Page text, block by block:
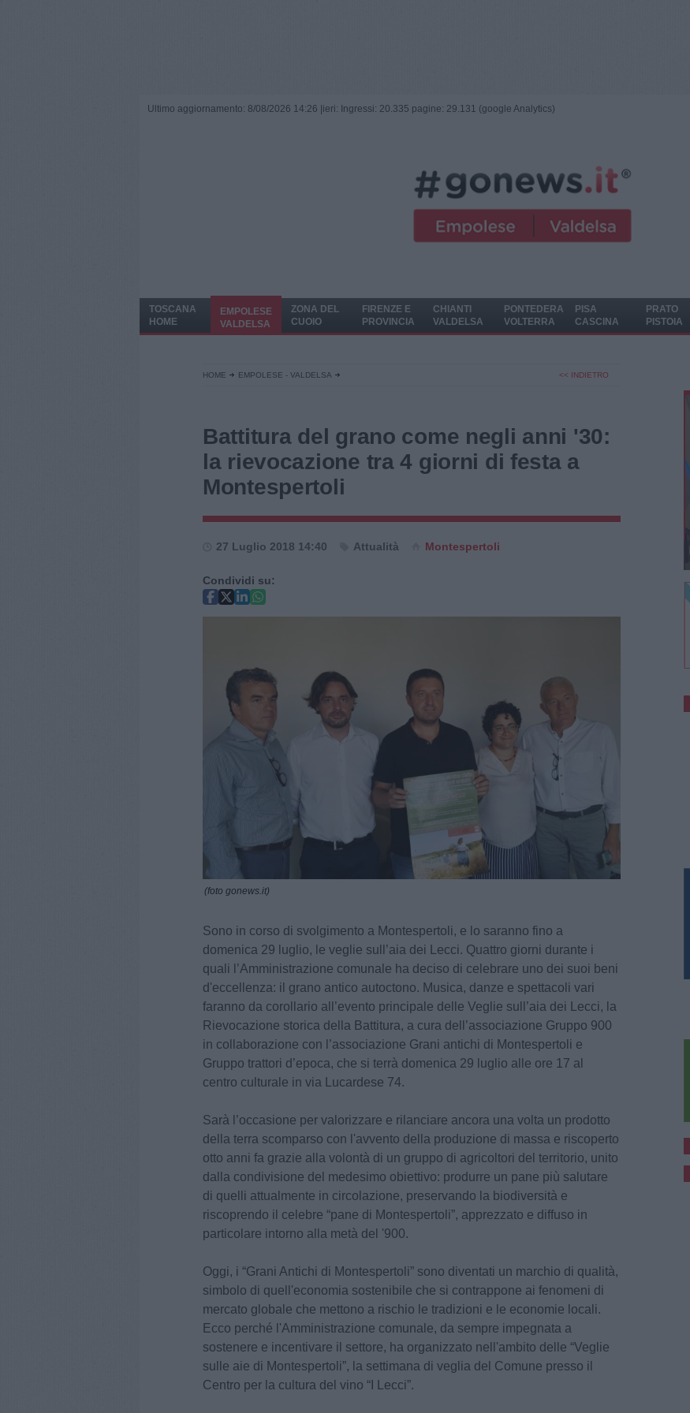
Ultimo aggiornamento: 8/08/2026 14:26 | ieri: Ingressi: 20.335 pagine: 29.131 (google Analytics)
TOSCANA
HOME
EMPOLESE
VALDELSA
ZONA DEL
CUOIO
FIRENZE E
PROVINCIA
CHIANTI
VALDELSA
PONTEDERA
VOLTERRA
PISA
CASCINA
PRATO
PISTOIA
HOME EMPOLESE - VALDELSA << INDIETRO
Battitura del grano come negli anni '30:
la rievocazione tra 4 giorni di festa a
Montespertoli
27 Luglio 2018 14:40 Attualità Montespertoli
Condividi su:
(foto gonews.it)
Sono in corso di svolgimento a Montespertoli, e lo saranno fino a
domenica 29 luglio, le veglie sull’aia dei Lecci. Quattro giorni durante i
quali l’Amministrazione comunale ha deciso di celebrare uno dei suoi beni
d'eccellenza: il grano antico autoctono. Musica, danze e spettacoli vari
faranno da corollario all’evento principale delle Veglie sull’aia dei Lecci, la
Rievocazione storica della Battitura, a cura dell’associazione Gruppo 900
in collaborazione con l’associazione Grani antichi di Montespertoli e
Gruppo trattori d’epoca, che si terrà domenica 29 luglio alle ore 17 al
centro culturale in via Lucardese 74.
Sarà l’occasione per valorizzare e rilanciare ancora una volta un prodotto
della terra scomparso con l'avvento della produzione di massa e riscoperto
otto anni fa grazie alla volontà di un gruppo di agricoltori del territorio, unito
dalla condivisione del medesimo obiettivo: produrre un pane più salutare
di quelli attualmente in circolazione, preservando la biodiversità e
riscoprendo il celebre “pane di Montespertoli”, apprezzato e diffuso in
particolare intorno alla metà del '900.
Oggi, i “Grani Antichi di Montespertoli” sono diventati un marchio di qualità,
simbolo di quell'economia sostenibile che si contrappone ai fenomeni di
mercato globale che mettono a rischio le tradizioni e le economie locali.
Ecco perché l'Amministrazione comunale, da sempre impegnata a
sostenere e incentivare il settore, ha organizzato nell'ambito delle “Veglie
sulle aie di Montespertoli”, la settimana di veglia del Comune presso il
Centro per la cultura del vino “I Lecci”.